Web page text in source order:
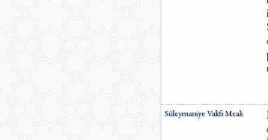
Süleymaniye Vakfı Meali